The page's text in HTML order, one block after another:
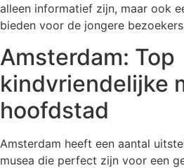
alleen informatief zijn, maar ook
bieden voor de jongere
Amsterdam: Top
kindvriendelijke
hoofdstad
Amsterdam heeft een aantal
musea die perfect zijn voor een